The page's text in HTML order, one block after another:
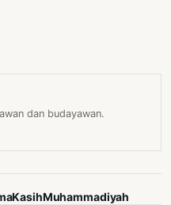
dan budayawan.